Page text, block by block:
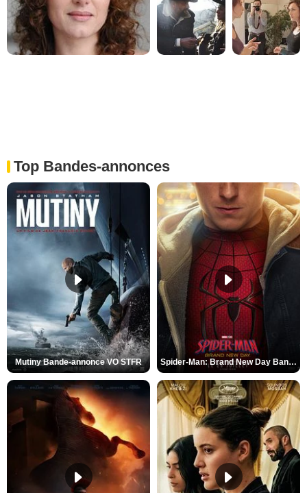
Top Bandes-annonces
Mutiny Bande-annonce VO STFR Spider-Man: Brand New Day Bande-annonce VO STFR